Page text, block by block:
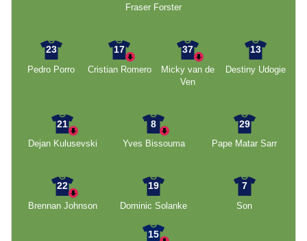
Fraser Forster
23
Pedro Porro
17
Cristian Romero
37
Micky van de
Ven
13
Destiny Udogie
21
Dejan Kulusevski
8
Yves Bissouma
29
Pape Matar Sarr
22
Brennan Johnson
19
Dominic Solanke
7
Son
15